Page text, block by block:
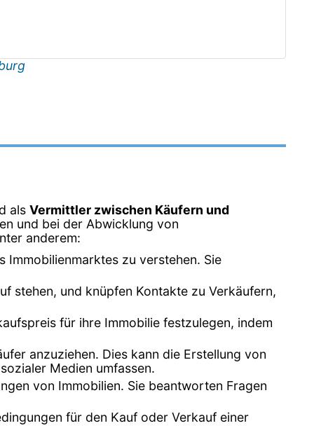
als Vermittler zwischen Käufern und
und bei der Abwicklung von
anderem:
Immobilienmarktes zu verstehen. Sie
stehen, und knüpfen Kontakte zu Verkäufern,
für ihre Immobilie festzulegen, indem
anzuziehen. Dies kann die Erstellung von
Medien umfassen.
von Immobilien. Sie beantworten Fragen
für den Kauf oder Verkauf einer